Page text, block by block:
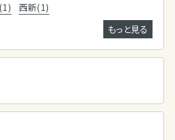
西新(1)
もっと見る